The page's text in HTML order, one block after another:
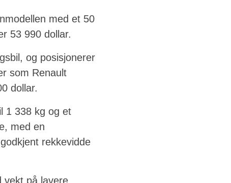
med et 50
53 990 dollar.
og posisjonerer
som Renault
dollar.
1 338 kg og et
med en
rekkevidde
vekt på lavere